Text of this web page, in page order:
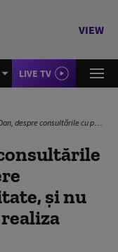
VIEW
LIVE TV
cu partidele: Le voi cere înțelegeri pe o majoritate, și nu justificări că nu o pot realiza
și nu